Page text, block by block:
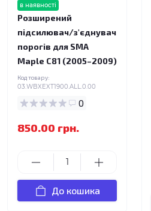
в наявності
Розширений
підсилювач/з'єднувач
порогів для SMA
Maple C81 (2005–2009)
Код товару:
03.WBXEXT1900.ALL.0.00
0
850.00 грн.
До кошика